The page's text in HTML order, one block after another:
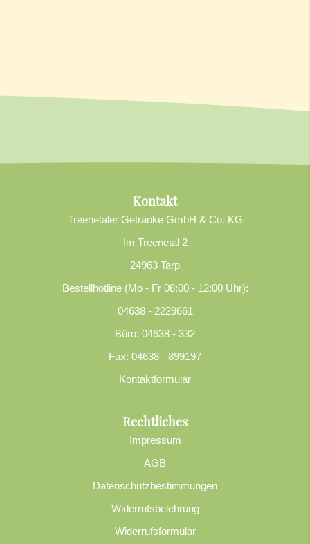
Kontakt
Treenetaler Getränke GmbH & Co. KG
Im Treenetal 2
24963 Tarp
Bestellhotline (Mo - Fr 08:00 - 12:00 Uhr):
04638 - 2229661
Büro: 04638 - 332
Fax: 04638 - 899197
Kontaktformular
Rechtliches
Impressum
AGB
Datenschutzbestimmungen
Widerrufsbelehrung
Widerrufsformular